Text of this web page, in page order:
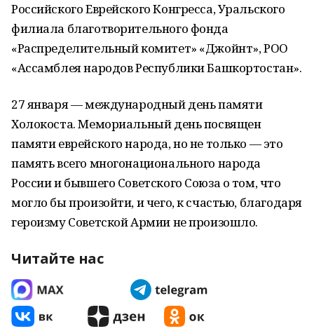
Российского Еврейского Конгресса, Уральского
филиала благотворительного фонда
«Распределительный комитет» «Джойнт», РОО
«Ассамблея народов Республики Башкортостан».
27 января — международный день памяти
Холокоста. Мемориальный день посвящен
памяти еврейского народа, но не только — это
память всего многонационального народа
России и бывшего Советского Союза о том, что
могло бы произойти, и чего, к счастью, благодаря
героизму Советской Армии не произошло.
Читайте нас